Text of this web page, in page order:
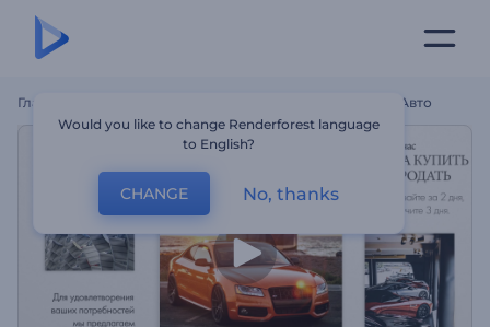
Главная Онлайн-Реклама Услуг По Аренде Авто
Would you like to change Renderforest language
to English?
CHANGE No, thanks